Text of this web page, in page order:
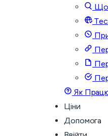
Що
Як
Ціни
Допомога